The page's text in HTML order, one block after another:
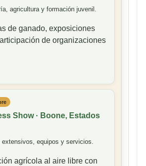
agricultura y formación juvenil.
de ganado, exposiciones
de organizaciones
Show · Boone, Estados
equipos y servicios.
agrícola al aire libre con